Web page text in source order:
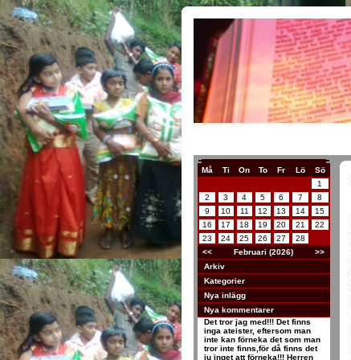
Må Ti On To Fr Lö
Sö
1
2
3 4 5 6 7
8
9
10 11 12 13 14
15
16
17 18 19 20 21
22
23
24 25 26 27
28
<<
Februari (2026)
>>
Arkiv
Kategorier
Nya inlägg
Nya kommentarer
Det tror jag med!!! Det finns
inga ateister, eftersom man
inte kan förneka det som man
tror inte finns,för då finns det
ju inget att förneka!!! Herren